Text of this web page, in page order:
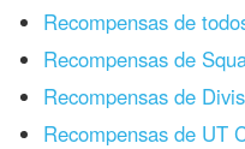
Recompensas de
Recompensas de
Recompensas de
Recompensas de UT